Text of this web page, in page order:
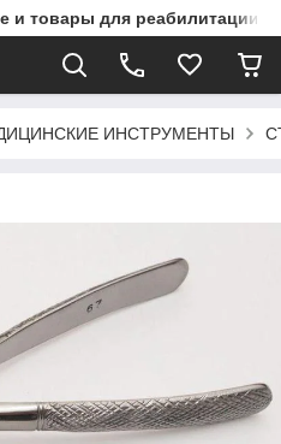
и товары для реабилитации
ИНСТРУМЕНТЫ